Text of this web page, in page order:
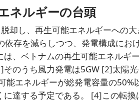
ネルギーの台頭
却し、再生可能エネルギーへの
依存を減らしつつ、発電構成に
、ベトナムの再生可能エネルギ
そのうち風力発電は5GW [2]太陽
能エネルギーが総発電容量の50%
達する予定である。 [4]この転